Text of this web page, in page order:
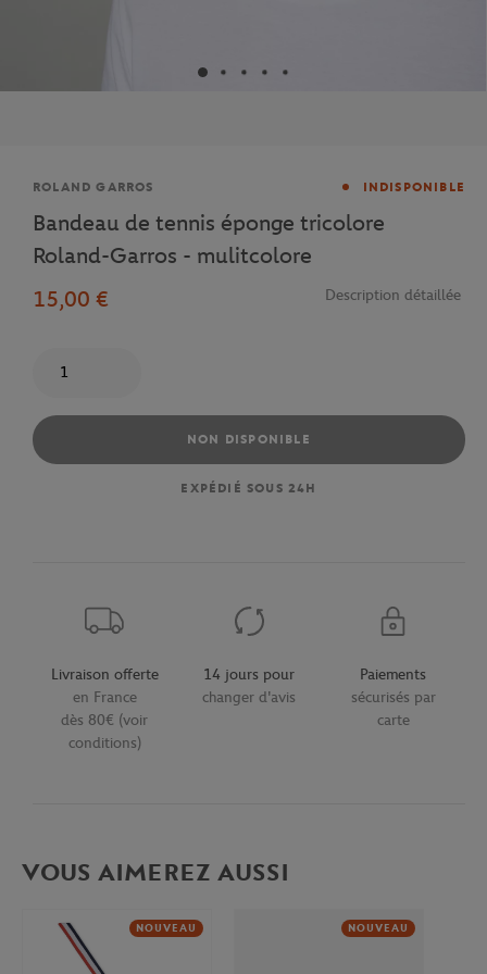
Marque
ROLAND GARROS INDISPONIBLE
Bandeau de tennis éponge tricolore
Roland-Garros - mulitcolore
15,00 €
Description détaillée
NON DISPONIBLE
EXPÉDIÉ SOUS 24H
Livraison offerte
en France
dès 80€ (voir
conditions)
14 jours pour
changer d'avis
Paiements
sécurisés par
carte
VOUS AIMEREZ AUSSI
NOUVEAU NOUVEAU